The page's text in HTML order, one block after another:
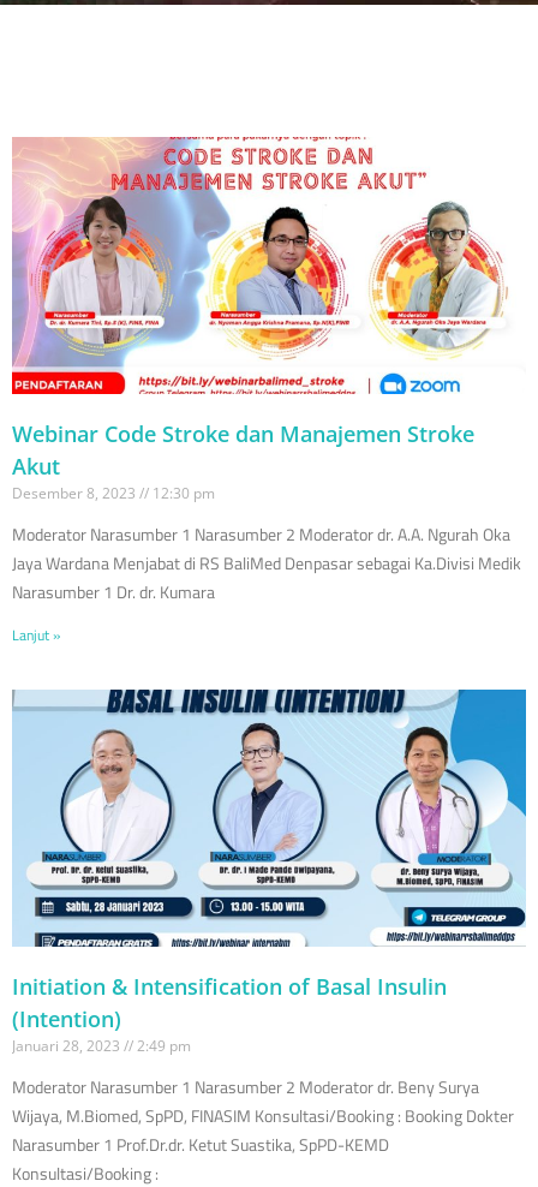
Webinar Code Stroke dan Manajemen Stroke
Akut
Desember 8, 2023 12:30 pm
Moderator Narasumber 1 Narasumber 2 Moderator dr. A.A. Ngurah Oka
Jaya Wardana Menjabat di RS BaliMed Denpasar sebagai Ka.Divisi Medik
Narasumber 1 Dr. dr. Kumara
Lanjut »
Initiation & Intensification of Basal Insulin
(Intention)
Januari 28, 2023 2:49 pm
Moderator Narasumber 1 Narasumber 2 Moderator dr. Beny Surya
Wijaya, M.Biomed, SpPD, FINASIM Konsultasi/Booking : Booking Dokter
Narasumber 1 Prof.Dr.dr. Ketut Suastika, SpPD-KEMD
Konsultasi/Booking :